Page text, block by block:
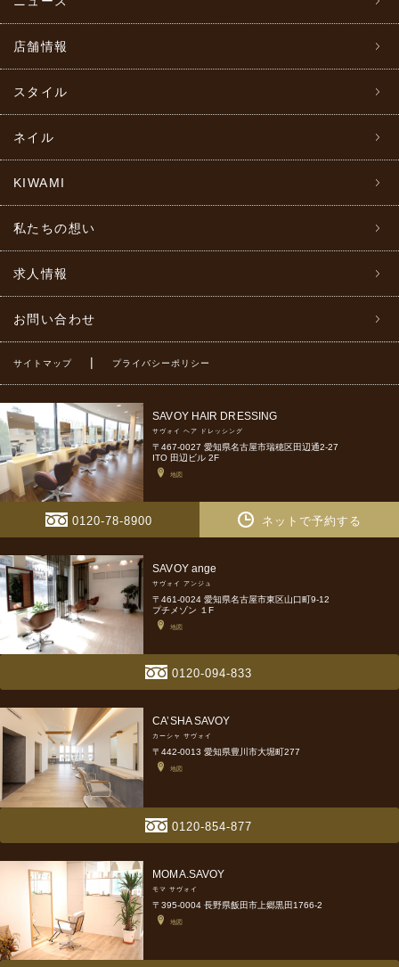
店舗情報
スタイル
ネイル
KIWAMI
私たちの想い
求人情報
お問い合わせ
サイトマップ | プライバシーポリシー
SAVOY HAIR DRESSING
サヴォイ ヘア ドレッシング
〒467-0027 愛知県名古屋市瑞穂区田辺通2-27
ITO 田辺ビル 2F
地図
0120-78-8900 ネットで予約する
SAVOY ange
サヴォイ アンジュ
〒461-0024 愛知県名古屋市東区山口町9-12
プチメゾン １F
地図
0120-094-833
CA’SHA SAVOY
カーシャ サヴォイ
〒442-0013 愛知県豊川市大堀町277
地図
0120-854-877
MOMA.SAVOY
モマ サヴォイ
〒395-0004 長野県飯田市上郷黒田1766-2
地図